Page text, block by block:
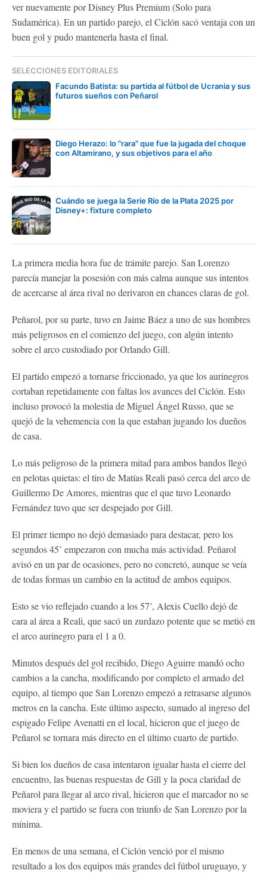
ver nuevamente por Disney Plus Premium (Solo para
Sudamérica). En un partido parejo, el Ciclón sacó ventaja con un
buen gol y pudo mantenerla hasta el final.
SELECCIONES EDITORIALES
Facundo Batista: su partida al fútbol de Ucrania y sus
futuros sueños con Peñarol
Diego Herazo: lo "rara" que fue la jugada del choque
con Altamirano, y sus objetivos para el año
Cuándo se juega la Serie Río de la Plata 2025 por
Disney+: fixture completo
La primera media hora fue de trámite parejo. San Lorenzo
parecía manejar la posesión con más calma aunque sus intentos
de acercarse al área rival no derivaron en chances claras de gol.
Peñarol, por su parte, tuvo en Jaime Báez a uno de sus hombres
más peligrosos en el comienzo del juego, con algún intento
sobre el arco custodiado por Orlando Gill.
El partido empezó a tornarse friccionado, ya que los aurinegros
cortaban repetidamente con faltas los avances del Ciclón. Esto
incluso provocó la molestia de Miguel Ángel Russo, que se
quejó de la vehemencia con la que estaban jugando los dueños
de casa.
Lo más peligroso de la primera mitad para ambos bandos llegó
en pelotas quietas: el tiro de Matías Reali pasó cerca del arco de
Guillermo De Amores, mientras que el que tuvo Leonardo
Fernández tuvo que ser despejado por Gill.
El primer tiempo no dejó demasiado para destacar, pero los
segundos 45’ empezaron con mucha más actividad. Peñarol
avisó en un par de ocasiones, pero no concretó, aunque se veía
de todas formas un cambio en la actitud de ambos equipos.
Esto se vio reflejado cuando a los 57’, Alexis Cuello dejó de
cara al área a Reali, que sacó un zurdazo potente que se metió en
el arco aurinegro para el 1 a 0.
Minutos después del gol recibido, Diego Aguirre mandó ocho
cambios a la cancha, modificando por completo el armado del
equipo, al tiempo que San Lorenzo empezó a retrasarse algunos
metros en la cancha. Este último aspecto, sumado al ingreso del
espigado Felipe Avenatti en el local, hicieron que el juego de
Peñarol se tornara más directo en el último cuarto de partido.
Si bien los dueños de casa intentaron igualar hasta el cierre del
encuentro, las buenas respuestas de Gill y la poca claridad de
Peñarol para llegar al arco rival, hicieron que el marcador no se
moviera y el partido se fuera con triunfo de San Lorenzo por la
mínima.
En menos de una semana, el Ciclón venció por el mismo
resultado a los dos equipos más grandes del fútbol uruguayo, y